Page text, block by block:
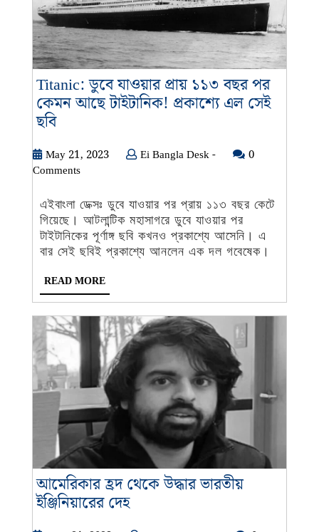
Titanic: ডুবে যাওয়ার প্রায় ১১৩ বছর পর
কেমন আছে টাইটানিক! প্রকাশ্যে এল সেই
ছবিTitanic:
যাওয়ার
প্রায়
১১৩
বছর
পর
কেমন
টাইটানিক!
প্রকাশ্যে
এল
সেই
ছবি
May 21, 2023May
Ei Bangla Desk -Ei
-
0
Comments
এইবাংলা ডেক্সঃ ডুবে যাওয়ার পর প্রায় ১১৩ বছর কেটে
গিয়েছে। আটলান্টিক মহাসাগরে ডুবে যাওয়ার পর
টাইটানিকের পূর্ণাঙ্গ ছবি কখনও প্রকাশ্যে আসেনি। এ
বার সেই ছবিই প্রকাশ্যে আনলেন এক দল গবেষেক।
READ MOREREAD
MORE
আমেরিকার হ্রদ থেকে উদ্ধার ভারতীয়
ইঞ্জিনিয়ারের দেহআমেরিকার